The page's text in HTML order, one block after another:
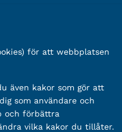
2338
för att webbplatsen
även kakor som gör att
som användare och
och förbättra
vilka kakor du tillåter.